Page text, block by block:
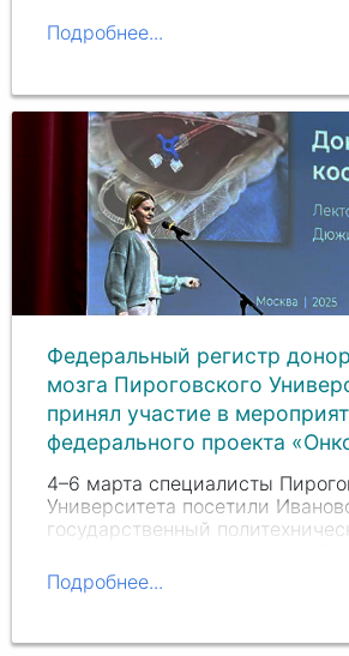
лаборатории
рассказал о научных
Юлия Николаевна…
Подробнее...
Федеральный регистр
мозга Пироговского
принял участие в
федерального проекта
4–6 марта специалисты
Университета посетили
государственный
онкологический диспансер.
инициативы —
Подробнее...